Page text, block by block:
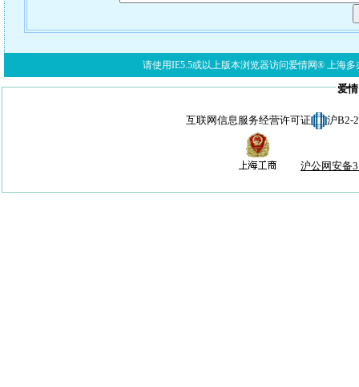
请使用IE5.5或以上版本浏览器访问爱情网® 上海多
爱
互联网信息服务经营许可证 沪B2-
沪公网安备